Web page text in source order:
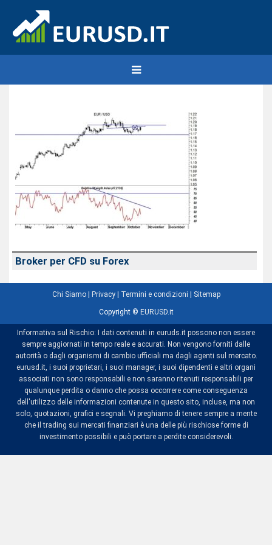
Broker per CFD su Forex
Chi Siamo| Privacy| Termini e condizioni Sitemap
Copyright © EURUSD.it
Informativa sul Rischio: I dati contenuti in euruds.it possono non essere
sempre aggiornati in tempo reale e accurati. Non vengono forniti dalle
autorità o dagli organismi di cambio ufficiali ma dagli agenti sul mercato.
eurusd.it, i suoi proprietari, i suoi manager, i suoi dipendenti e altri organi
associati non sono responsabili e non saranno ritenuti responsabili per
qualunque perdita o danno che possa occorrere come conseguenza
dell'utilizzo delle informazioni contenute in questo sito, incluse, ma non
solo, quotazioni, grafici e segnali. Vi preghiamo di tenere sempre a mente
che il trading sui mercati finanziari è una delle più rischiose forme di
investimento possibili e può portare a perdite considerevoli.